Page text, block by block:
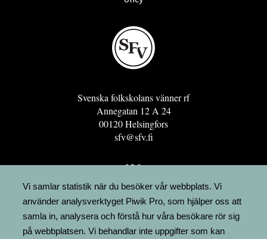
Svenska folkskolans vänner rf
Annegatan 12 A 24
00120 Helsingfors
sfv@sfv.fi
GRO
FÖRENINGSRESURSEN
MINNESRUNOR.FI
UPPSLAGSVERKET FINLAND
LÄGENHETER
Vi samlar statistik när du besöker vår webbplats. Vi
använder analysverktyget Piwik Pro, som hjälper oss att
samla in, analysera och förstå hur våra besökare rör sig
på webbplatsen. Vi behandlar inte uppgifter som kan